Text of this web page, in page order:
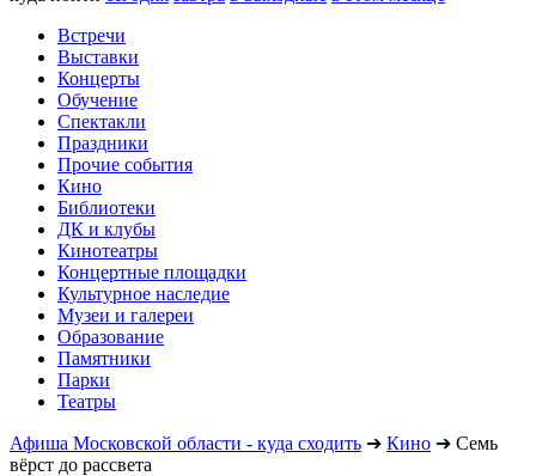
Встречи
Выставки
Концерты
Обучение
Спектакли
Праздники
Прочие события
Кино
Библиотеки
ДК и клубы
Кинотеатры
Концертные площадки
Культурное наследие
Музеи и галереи
Образование
Памятники
Парки
Театры
Афиша Московской области - куда сходить ➔ Кино ➔ Семь
вёрст до рассвета